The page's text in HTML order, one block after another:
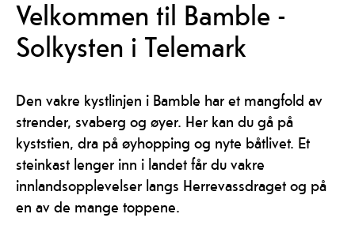
Velkommen til Bamble -
Solkysten i Telemark
Den vakre kystlinjen i Bamble har et mangfold av
strender, svaberg og øyer. Her kan du gå på
kyststien, dra på øyhopping og nyte båtlivet. Et
steinkast lenger inn i landet får du vakre
innlandsopplevelser langs Herrevassdraget og på
en av de mange toppene.